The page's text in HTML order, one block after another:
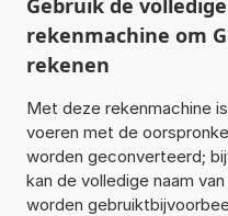
rekenmachine om
rekenen
Met deze rekenmachine
voeren met de
worden geconverteerd;
kan de volledige naam
worden